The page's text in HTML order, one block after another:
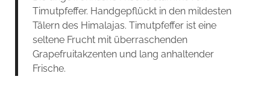
Timutpfeffer. Handgepflückt in den mildesten
Tälern des Himalajas. Timutpfeffer ist eine
seltene Frucht mit überraschenden
Grapefruitakzenten und lang anhaltender
Frische.